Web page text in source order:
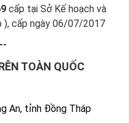
cấp tại Sở Kế hoạch và
), cấp ngày 06/07/2017
TOÀN QUỐC
An, tỉnh Đồng Tháp